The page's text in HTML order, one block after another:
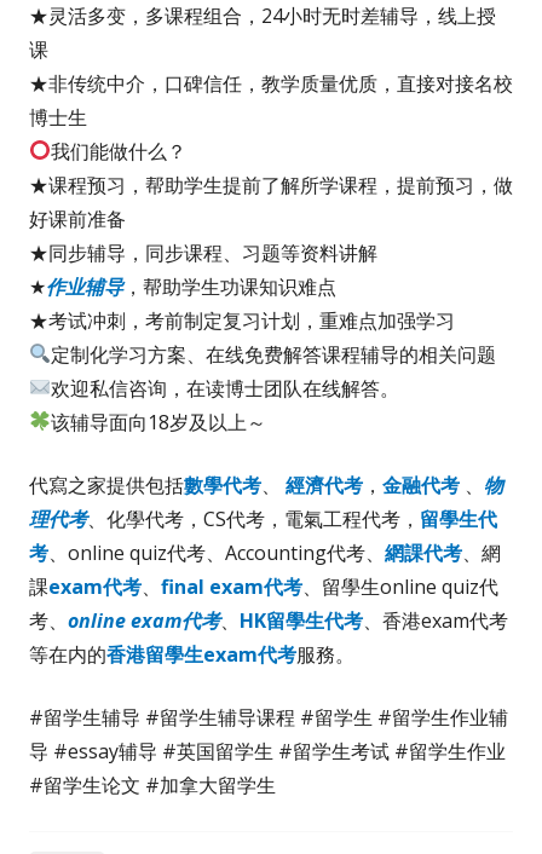
★灵活多变，多课程组合，24小时无时差辅导，线上授
课
★非传统中介，口碑信任，教学质量优质，直接对接名校
博士生
我们能做什么？
★课程预习，帮助学生提前了解所学课程，提前预习，做
好课前准备
★同步辅导，同步课程、习题等资料讲解
★作业辅导，帮助学生功课知识难点
★考试冲刺，考前制定复习计划，重难点加强学习
定制化学习方案、在线免费解答课程辅导的相关问题
欢迎私信咨询，在读博士团队在线解答。
该辅导面向18岁及以上～
代寫之家提供包括數學代考、 經濟代考 ， 金融代考 、 物
理代考、化學代考，CS代考，電氣工程代考， 留學生代
考、online quiz代考、Accounting代考、 網課代考、網
課exam代考、 final exam代考、留學生online quiz代
考、 online exam代考、 HK留學生代考、香港exam代考
等在内的香港留學生exam代考服務。
#留学生辅导 #留学生辅导课程 #留学生 #留学生作业辅
导 #essay辅导 #英国留学生 #留学生考试 #留学生作业
#留学生论文 #加拿大留学生